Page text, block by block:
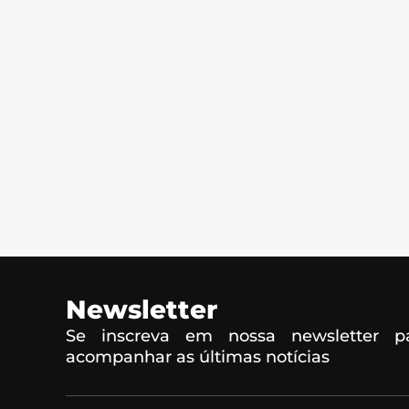
Newsletter
Se inscreva em nossa newsletter
acompanhar as últimas notícias